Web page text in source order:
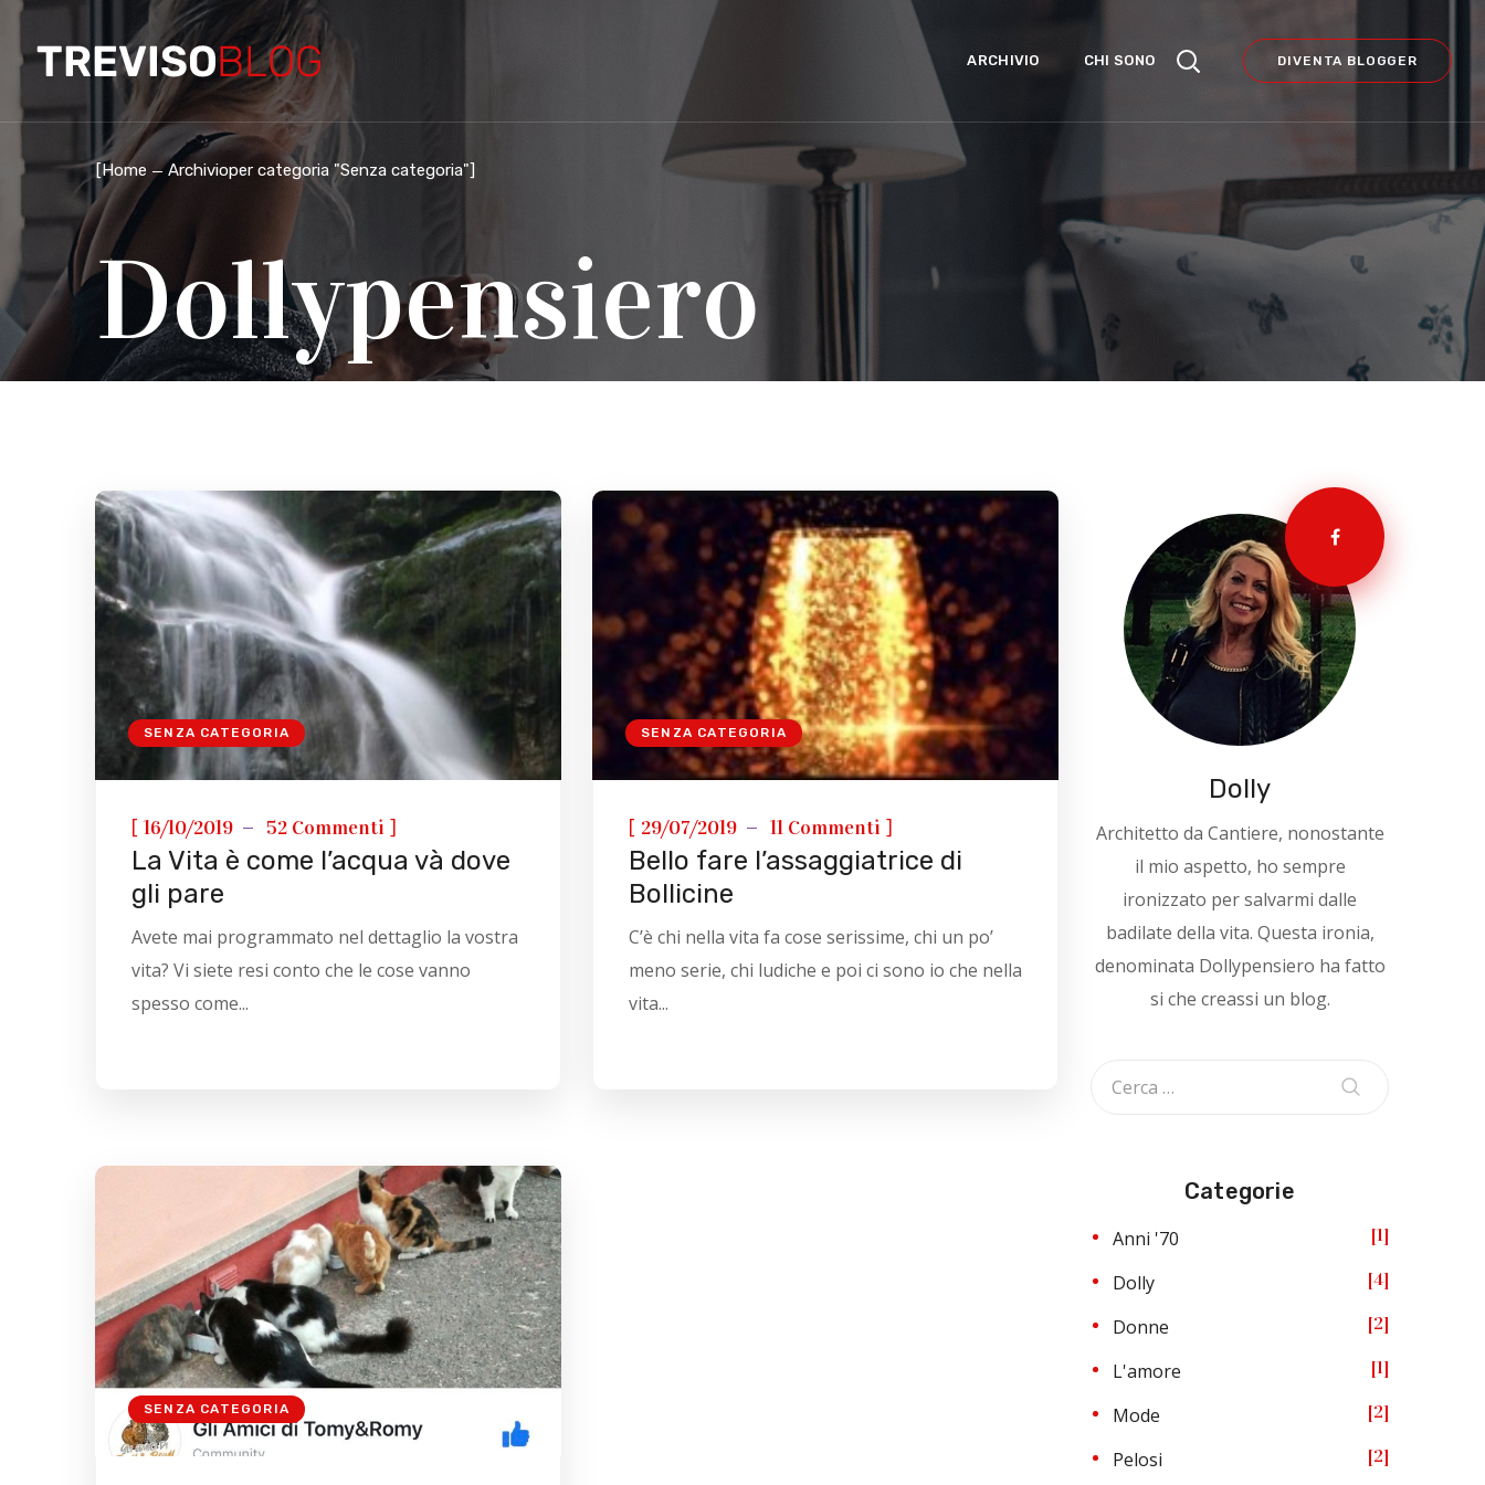
ARCHIVIO CHI SONO DIVENTA BLOGGER
[Home Archivioper categoria "Senza categoria"]
Dollypensiero
SENZA CATEGORIA
[ 16/10/2019 52 Commenti ]
La Vita è come l’acqua và dove
gli pare
Avete mai programmato nel dettaglio la vostra
vita? Vi siete resi conto che le cose vanno
spesso come...
SENZA CATEGORIA
[ 29/07/2019 11 Commenti ]
Bello fare l’assaggiatrice di
Bollicine
C’è chi nella vita fa cose serissime, chi un po’
meno serie, chi ludiche e poi ci sono io che nella
vita...
SENZA CATEGORIA
Dolly
Architetto da Cantiere, nonostante
il mio aspetto, ho sempre
ironizzato per salvarmi dalle
badilate della vita. Questa ironia,
denominata Dollypensiero ha fatto
si che creassi un blog.
Categorie
Anni '70 1
Dolly 4
Donne 2
L'amore 1
Mode 2
Pelosi 2